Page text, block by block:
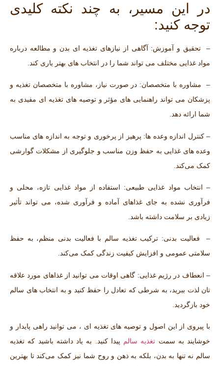
در این مسیر، به چند نکته کلیدی
توجه کنید:
– تحقیق و آموزش: آگاهی از نیازهای تغذیه ‌ای بدن و مطالعه درباره
مواد غذایی مختلف می ‌تواند شما را در انتخاب‌ های بهتر یاری کند.
– مشاوره با متخصصان: در صورت نیاز، مشاوره با متخصصان تغذیه و
پزشکان می‌ تواند راهنمایی‌ های مؤثر و توصیه های تغذیه ای مفیدی به
شما ارائه دهد.
– کنترل اندازه وعده ‌ها: پرهیز از پرخوری و توجه به اندازه ‌های مناسب
وعده‌ های غذایی به حفظ وزن مناسب و جلوگیری از مشکلات گوارشی
کمک می‌کند.
– انتخاب مواد غذایی طبیعی: استفاده از مواد غذایی تازه، محلی و
فرآوری نشده به‌ جای غذاهای آماده و فرآوری شده، می ‌تواند تأثیر
زیادی بر سلامت داشته باشد.
– فعالیت بدنی: ترکیب تغذیه سالم با فعالیت بدنی منظم، به حفظ
سلامتی عمومی و افزایش کیفیت زندگی کمک می‌کند.
– انعطاف در رژیم غذایی: گاهی اوقات می ‌توانید از غذاهای مورد علاقه
‌تان لذت ببرید، به شرطی که تعادل را حفظ کنید و به انتخاب‌ های سالم
خود بازگردید.
با پیروی از این اصول و توصیه ‌های تغذیه ای ، می‌ توانید راهی پایدار و
خوشایند به سمت تغذیه سالم پیدا کنید. به یاد داشته باشید که تغذیه
سالم نه ‌تنها به بدن، بلکه به ذهن و روح شما نیز کمک می‌کند تا بهترین